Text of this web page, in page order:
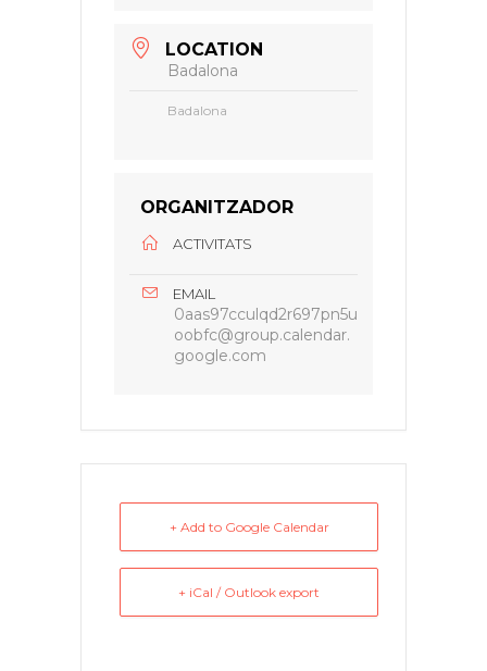
LOCATION
Badalona
Badalona
ORGANITZADOR
ACTIVITATS
EMAIL
0aas97cculqd2r697pn5u
oobfc@group.calendar.
google.com
+ Add to Google Calendar
+ iCal / Outlook export